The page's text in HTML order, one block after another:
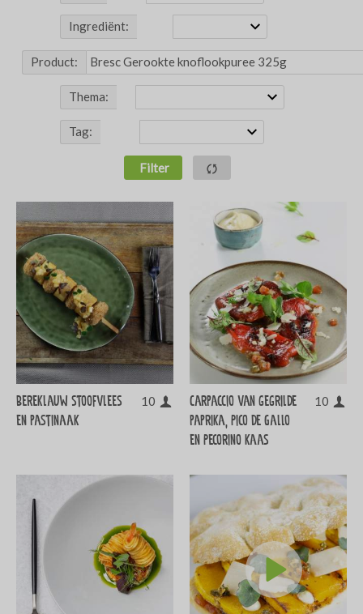
Ingrediënt:
Product:
Thema:
Tag:
Filter
Bereklauw stoofvlees
en pastinaak
10
Carpaccio van gegrilde
paprika, Pico de Gallo
en Pecorino kaas
10